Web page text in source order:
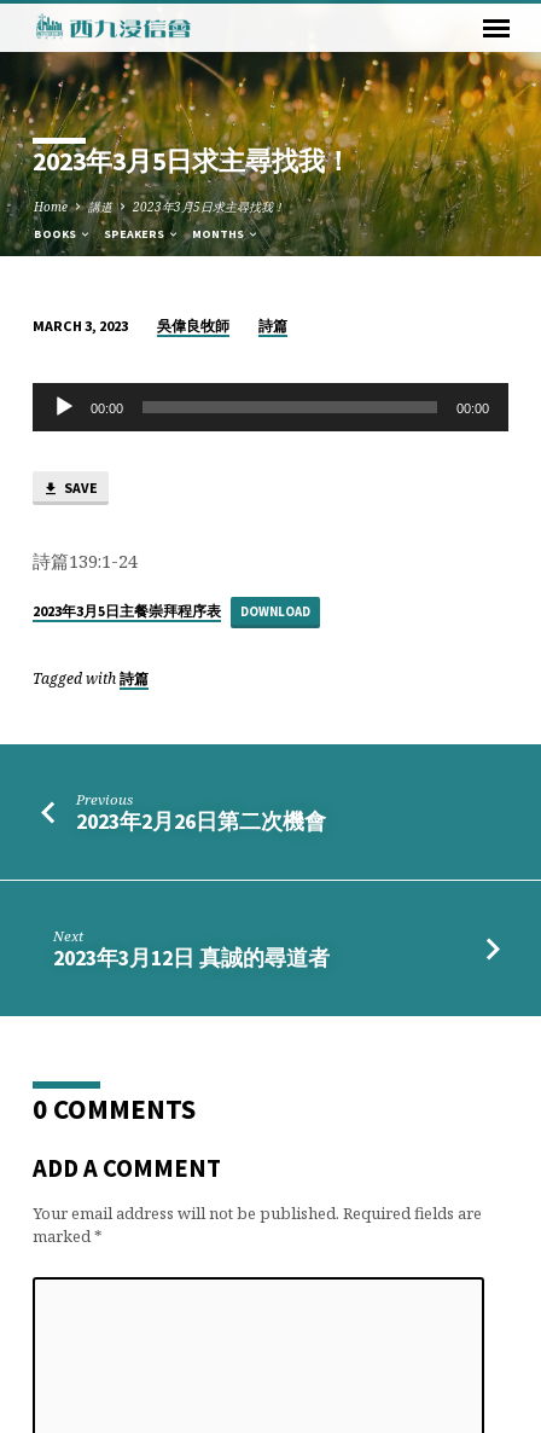
2023年3月5日求主尋找我！
Home 講道 2023年3月5日求主尋找我！
BOOKS SPEAKERS MONTHS
年
月
日
主
找
MARCH 3, 2023 吳偉良牧師 詩篇
Audio
Player
00:00 00:00
SAVE
詩篇139:1-24
2023年3月5日主餐崇拜程序表 DOWNLOAD
Tagged with 詩篇
Previous
2023年2月26日第二次機會
Next
2023年3月12日 真誠的尋道者
0 COMMENTS
ADD A COMMENT
Your email address will not be published. Required fields are
marked*